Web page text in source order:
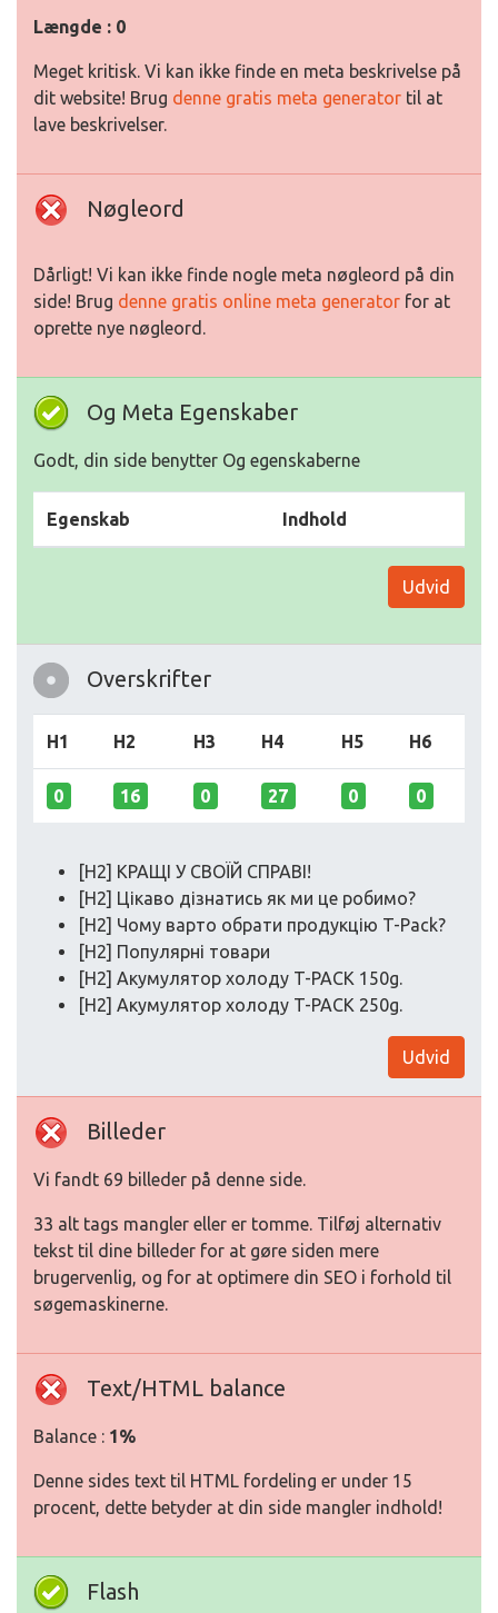
Længde : 0
Meget kritisk. Vi kan ikke finde en meta beskrivelse på
dit website! Brug denne gratis meta generator til at
lave beskrivelser.
Nøgleord
Dårligt! Vi kan ikke finde nogle meta nøgleord på din
side! Brug denne gratis online meta generator for at
oprette nye nøgleord.
Og Meta Egenskaber
Godt, din side benytter Og egenskaberne
Egenskab Indhold
Udvid
Overskrifter
H1 H2 H3 H4 H5 H6
0 16 0 27 0 0
[H2] КРАЩІ У СВОЇЙ СПРАВІ!
[H2] Цікаво дізнатись як ми це робимо?
[H2] Чому варто обрати продукцію T-Pack?
[H2] Популярні товари
[H2] Акумулятор холоду T-PACK 150g.
[H2] Акумулятор холоду T-PACK 250g.
Udvid
Billeder
Vi fandt 69 billeder på denne side.
33 alt tags mangler eller er tomme. Tilføj alternativ
tekst til dine billeder for at gøre siden mere
brugervenlig, og for at optimere din SEO i forhold til
søgemaskinerne.
Text/HTML balance
Balance : 1%
Denne sides text til HTML fordeling er under 15
procent, dette betyder at din side mangler indhold!
Flash